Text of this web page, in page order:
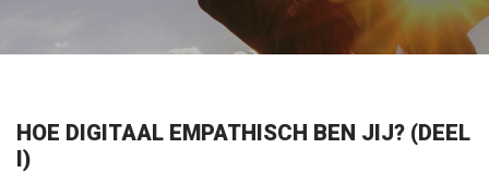
HOE DIGITAAL EMPATHISCH BEN JIJ? (DEEL
I)